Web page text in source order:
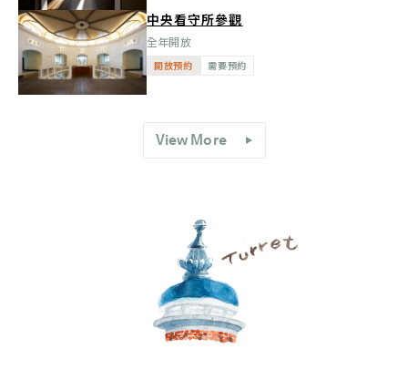
中央看守所參觀
全年開放
開放預約 需要預約
View More